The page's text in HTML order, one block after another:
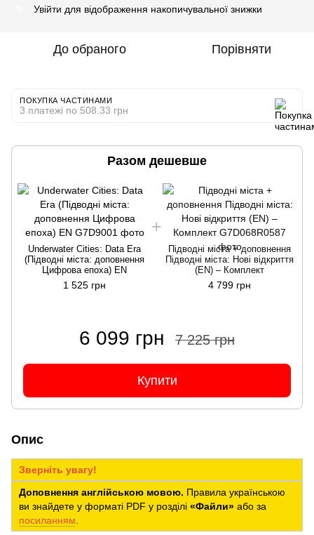
Увійти для відображення накопичувальної знижки
До обраного Порівняти
ПОКУПКА ЧАСТИНАМИ
3 платежі по 508.33 грн
Разом дешевше
Underwater Cities: Data Era
(Підводні міста: доповнення
Цифрова епоха) EN
1 525 грн
Підводні міста + доповнення
Підводні міста: Нові відкриття
(EN) – Комплект
4 799 грн
6 099 грн 7 225 грн
Купити
Опис
Зверніть увагу!
Доповнення англійською мовою. Правила українською
ви знайдете у форматі PDF у розділі «Файли» або за
посиланням